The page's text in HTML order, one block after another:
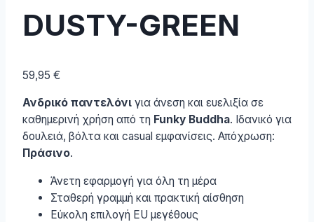
DUSTY-GREEN
59,95 €
Ανδρικό παντελόνι για άνεση και ευελιξία σε
καθημερινή χρήση από τη Funky Buddha. Ιδανικό για
δουλειά, βόλτα και casual εμφανίσεις. Απόχρωση:
Πράσινο.
Άνετη εφαρμογή για όλη τη μέρα
Σταθερή γραμμή και πρακτική αίσθηση
Εύκολη επιλογή EU μεγέθους